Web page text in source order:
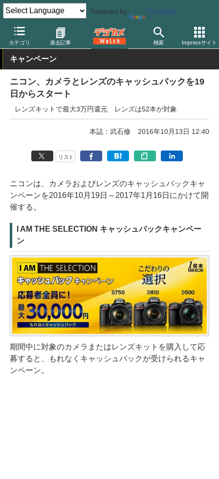
Powered by Translate
カテゴリ 過去記事 検索 Impressサイト
デジカメ Watch カメラ 一眼レフカメラ ニコン
キャンペーン
ニコン、カメラとレンズのキャッシュバックを19
日からスタート
レンズキットで最大3万円還元 レンズは52本が対象
本誌：武石修 2016年10月13日 12:40
リスト
ニコンは、カメラおよびレンズのキャッシュバックキャ
ンペーンを2016年10月19日～2017年1月16日にかけて開
催する。
I AM THE SELECTION キャッシュバックキャンペー
ン
期間中に対象のカメラまたはレンズキットを購入して応
募すると、もれなくキャッシュバックが受けられるキャ
ンペーン。